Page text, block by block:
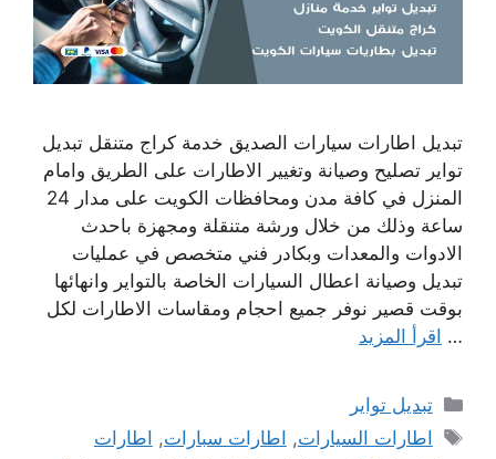
تبديل اطارات سيارات الصديق خدمة كراج متنقل تبديل
تواير تصليح وصيانة وتغيير الاطارات على الطريق وامام
المنزل في كافة مدن ومحافظات الكويت على مدار 24
ساعة وذلك من خلال ورشة متنقلة ومجهزة باحدث
الادوات والمعدات وبكادر فني متخصص في عمليات
تبديل وصيانة اعطال السيارات الخاصة بالتواير وانهائها
بوقت قصير نوفر جميع احجام ومقاسات الاطارات لكل
… اقرأ المزيد
التصنيفات
تبديل تواير
الوسوم
اطارات السيارات, اطارات سبارات, اطارات